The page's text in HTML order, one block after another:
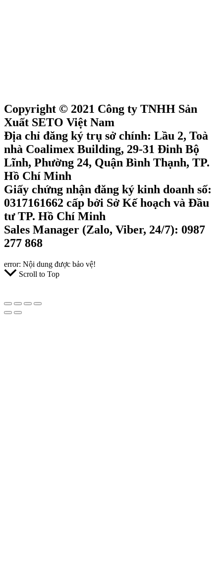
Copyright © 2021 Công ty TNHH Sản
Xuất SETO Việt Nam
Địa chỉ đăng ký trụ sở chính: Lầu 2, Toà
nhà Coalimex Building, 29-31 Đinh Bộ
Lĩnh, Phường 24, Quận Bình Thạnh, TP.
Hồ Chí Minh
Giấy chứng nhận đăng ký kinh doanh số:
0317161662 cấp bởi Sở Kế hoạch và Đầu
tư TP. Hồ Chí Minh
Sales Manager (Zalo, Viber, 24/7): 0987
277 868
error: Nội dung được bảo vệ!
Scroll to Top